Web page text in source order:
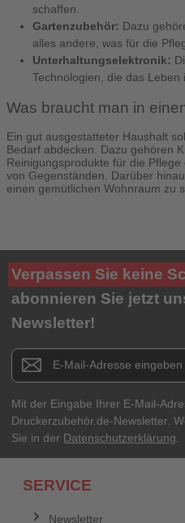
schaffen.
Gartenzubehör: Dazu
alles andere, was für die
Unterhaltungselektronik:
Technologien, die das Leben
Was braucht man in
Ein gut ausgestatteter Haushalt
Bedarf abdecken. Dazu gehören
Reinigungsprodukte für die
von Gegenständen. Darüber
einen gemütlichen Wohnraum zu
Verpassen Sie keine
abonnieren Sie jetzt
Newsletter!
Newsletter E-Mail Adresse
Mit der Eingabe Ihrer E-Mail-
Druckerzubehör.de-Newsletter.
Sie in der Datenschutzerklärung
SERVICE
Newsletter